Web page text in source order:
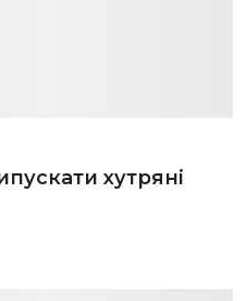
хутряні